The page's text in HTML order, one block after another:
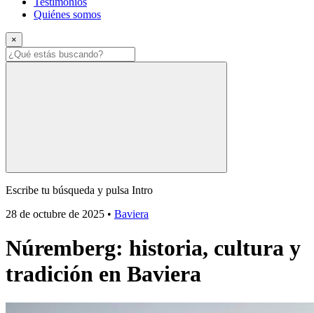
Quiénes somos
×
Escribe tu búsqueda y pulsa Intro
28 de octubre de 2025 • Baviera
Núremberg: historia, cultura y
tradición en Baviera